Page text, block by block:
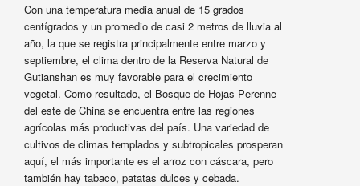
Con una temperatura media anual de 15 grados
centígrados y un promedio de casi 2 metros de lluvia al
año, la que se registra principalmente entre marzo y
septiembre, el clima dentro de la Reserva Natural de
Gutianshan es muy favorable para el crecimiento
vegetal. Como resultado, el Bosque de Hojas Perenne
del este de China se encuentra entre las regiones
agrícolas más productivas del país. Una variedad de
cultivos de climas templados y subtropicales prosperan
aquí, el más importante es el arroz con cáscara, pero
también hay tabaco, patatas dulces y cebada.